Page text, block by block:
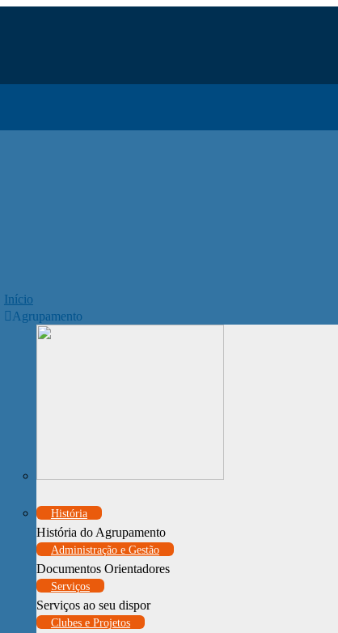
Início
Agrupamento
História
História do Agrupamento
Administração e Gestão
Documentos Orientadores
Serviços
Serviços ao seu dispor
Clubes e Projetos